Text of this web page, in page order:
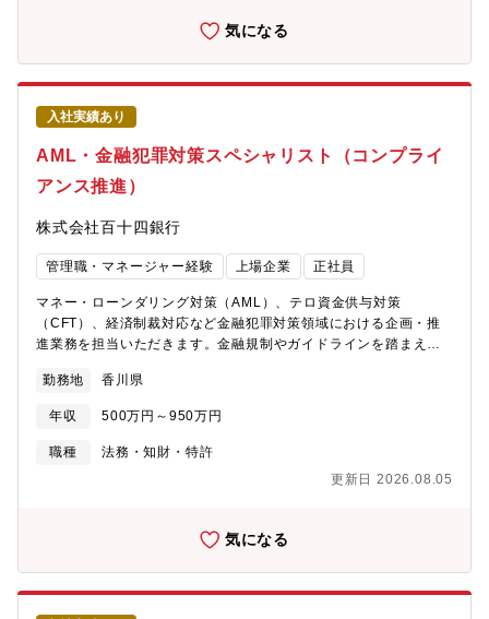
ら、銀行グループの持続的成長を支える重要なポジションです。
ーーーーーーーーーーーーーーーーーーーーーーー【魅力】★幅
広い金融法務領域に携われます。契約書レビューや取引スキーム
整理に加え、金融法制対応、規制対応、コンプライアンス体制整
備など、金融機関法務の幅広い領域を経験が可能。★経営に近い
立場で意思決定を支援できます。各種会議への法務観点からの助
言や、新規施策に対するリーガルアドバイスなど、経営判断に近
い領域で専門性を発揮できます。★法務組織づくりにも関われま
す。法務・コンプライアンス機能の強化フェーズにおいて、業務
ダーとしての活躍も期待されています。★弁護士・金融法務経験
者が専門性を広げられる環境。対象経験：企業内法務、金融機関
法務、法律事務所（金融案件）、コンプライアンス、規制対応な
気になる
入社実績あり
AML・金融犯罪対策スペシャリスト（コンプライ
アンス推進）
株式会社百十四銀行
管理職・マネージャー経験 上場企業 正社員
マネー・ローンダリング対策（AML）、テロ資金供与対策
（CFT）、経済制裁対応など金融犯罪対策領域における企画・推
進業務を担当いただきます。金融規制やガイドラインを踏まえた
じ、銀行グループの健全性向上を支えるポジションです。具体的
に、【AML/CFT対策の企画・推進】■マネー・ローンダリング対
策施策の企画■テロ資金供与・大量破壊兵器拡散金融対策■金融犯
罪リスクへの対応策立案【経済制裁対応】■外為法等に基づく制裁
度化】■金融庁AMLガイドライン等への対応■社内ルール・運用体
部門との調整※金融犯罪対策の専門知識を活かし、銀行の信頼性
と安全性を守る重要なポジションです。ーーーーーーーーーーー
ーーーーーーーーー【魅力】★AML/CFT領域の専門性をさらに高
められます。犯罪収益移転防止法、外為法、金融庁ガイドライン
などの専門知識を活かし、制度設計・運用高度化・リスク管理に
勤務地 香川県
年収 500万円～950万円
職種
法務・知財・特許
更新日 2026.08.05
気になる